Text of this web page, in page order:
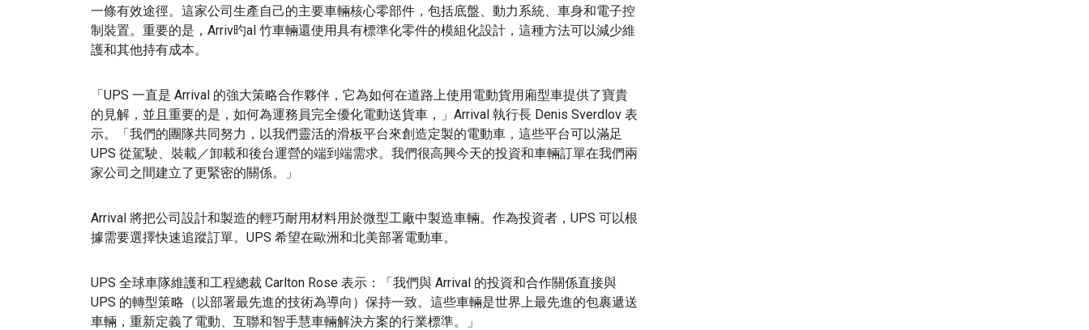
一條有效途徑。這家公司生產自己的主要車輛核心零部件，包括底盤、動力系統、車身和電子控
制裝置。重要的是，Arriv旳al 竹車輛還使用具有標準化零件的模組化設計，這種方法可以減少維
護和其他持有成本。
「UPS 一直是 Arrival 的強大策略合作夥伴，它為如何在道路上使用電動貨用廂型車提供了寶貴
的見解，並且重要的是，如何為運務員完全優化電動送貨車，」Arrival 執行長 Denis Sverdlov 表
示。「我們的團隊共同努力，以我們靈活的滑板平台來創造定製的電動車，這些平台可以滿足
UPS 從駕駛、裝載／卸載和後台運營的端到端需求。我們很高興今天的投資和車輛訂單在我們兩
家公司之間建立了更緊密的關係。」
Arrival 將把公司設計和製造的輕巧耐用材料用於微型工廠中製造車輛。作為投資者，UPS 可以根
據需要選擇快速追蹤訂單。UPS 希望在歐洲和北美部署電動車。
UPS 全球車隊維護和工程總裁 Carlton Rose 表示：「我們與 Arrival 的投資和合作關係直接與
UPS 的轉型策略（以部署最先進的技術為導向）保持一致。這些車輛是世界上最先進的包裹遞送
車輛，重新定義了電動、互聯和智手慧車輛解決方案的行業標準。」